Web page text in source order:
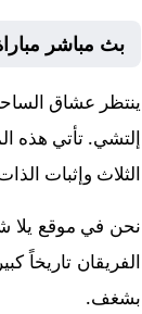
بث مباشر
ينتظر عشاق
إلتشي. تأتي هذه
الثلاث وإثبات
نحن في موقع
الفريقان تاريخاً
بشغف.